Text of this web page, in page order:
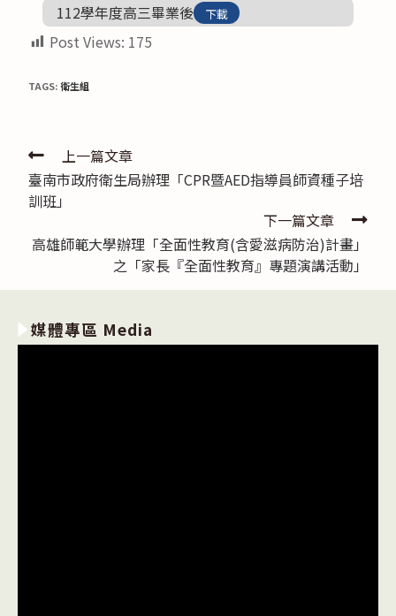
112學年度高三畢業後 下載
Post Views: 175
TAGS:衛生組
Read
more
articles
上一篇文章
臺南市政府衛生局辦理「CPR暨AED指導員師資種子培
訓班」
下一篇文章
高雄師範大學辦理「全面性教育(含愛滋病防治)計畫」
之「家長『全面性教育』專題演講活動」
媒體專區 Media